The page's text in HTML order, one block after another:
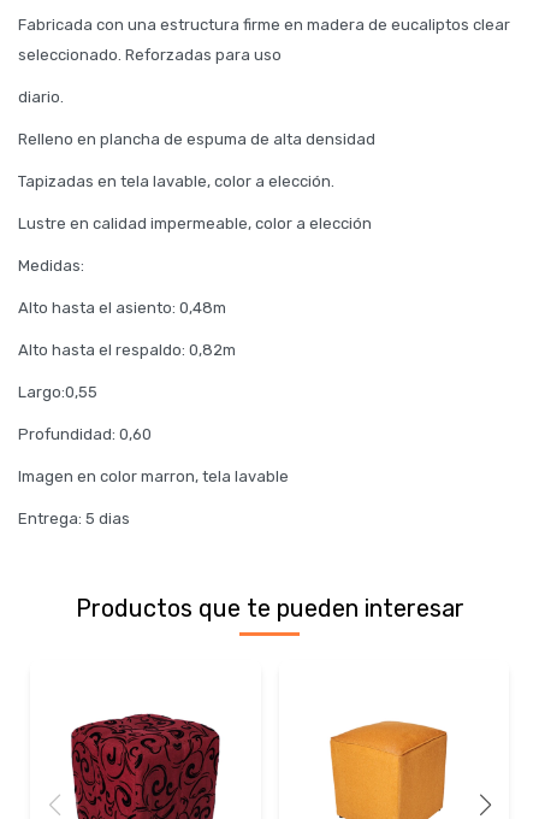
Fabricada con una estructura firme en madera de eucaliptos clear
seleccionado. Reforzadas para uso
diario.
Relleno en plancha de espuma de alta densidad
Tapizadas en tela lavable, color a elección.
Lustre en calidad impermeable, color a elección
Medidas:
Alto hasta el asiento: 0,48m
Alto hasta el respaldo: 0,82m
Largo:0,55
Profundidad: 0,60
Imagen en color marron, tela lavable
Entrega: 5 dias
Productos que te pueden interesar